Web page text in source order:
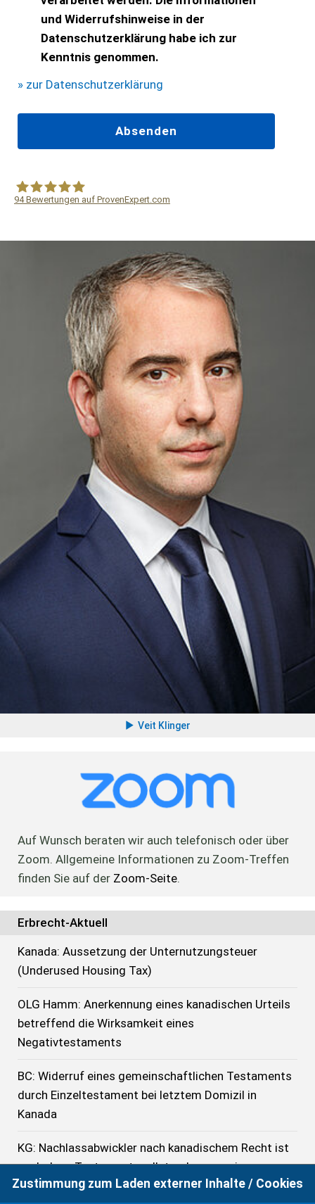
und Widerrufshinweise in der
Datenschutzerklärung habe ich zur
Kenntnis genommen.
» zur Datenschutzerklärung
94Bewertungen auf ProvenExpert.com
Veit Klinger
Auf Wunsch beraten wir auch telefonisch oder über
Zoom. Allgemeine Informationen zu Zoom-Treffen
finden Sie auf der Zoom-Seite.
Erbrecht-Aktuell
Kanada: Aussetzung der Unternutzungsteuer
(Underused Housing Tax)
OLG Hamm: Anerkennung eines kanadischen Urteils
betreffend die Wirksamkeit eines
Negativtestaments
BC: Widerruf eines gemeinschaftlichen Testaments
durch Einzeltestament bei letztem Domizil in
Kanada
KG: Nachlassabwickler nach kanadischem Recht ist
auch denn Testamentsvollstreckerzeugnis zu
erteilen, wenn er alleiniger Begünstigter ist
Zustimmung zum Laden externer Inhalte / Cookies